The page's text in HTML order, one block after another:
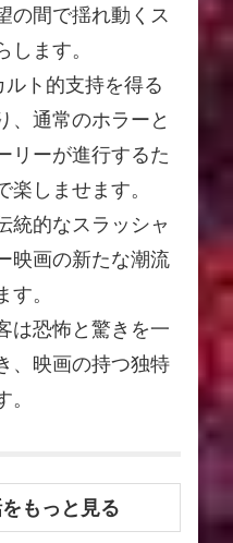
の間で揺れ動くス
します。
ルト的支持を得る
、通常のホラーと
リーが進行するた
しませます。
統的なスラッシャ
映画の新たな潮流
す。
は恐怖と驚きを一
、映画の持つ独特
もっと見る